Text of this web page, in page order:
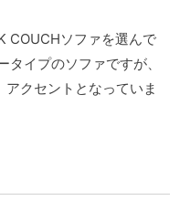
COUCHソファを選んで
イプのソファですが、
クセントとなっていま